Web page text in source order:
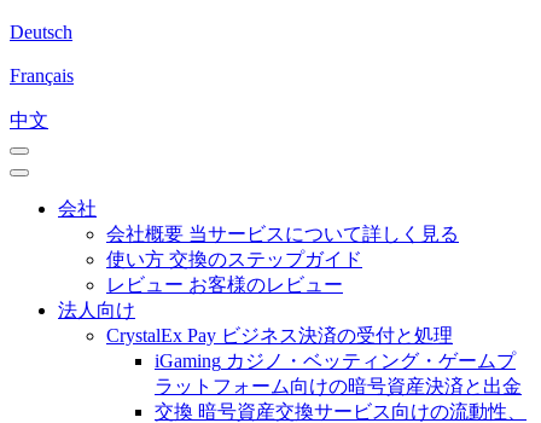
Deutsch
Français
中文
会社
会社概要 当サービスについて詳しく見る
使い方 交換のステップガイド
レビュー お客様のレビュー
法人向け
CrystalEx Pay ビジネス決済の受付と処理
iGaming カジノ・ベッティング・ゲームプ
ラットフォーム向けの暗号資産決済と出金
交換 暗号資産交換サービス向けの流動性、